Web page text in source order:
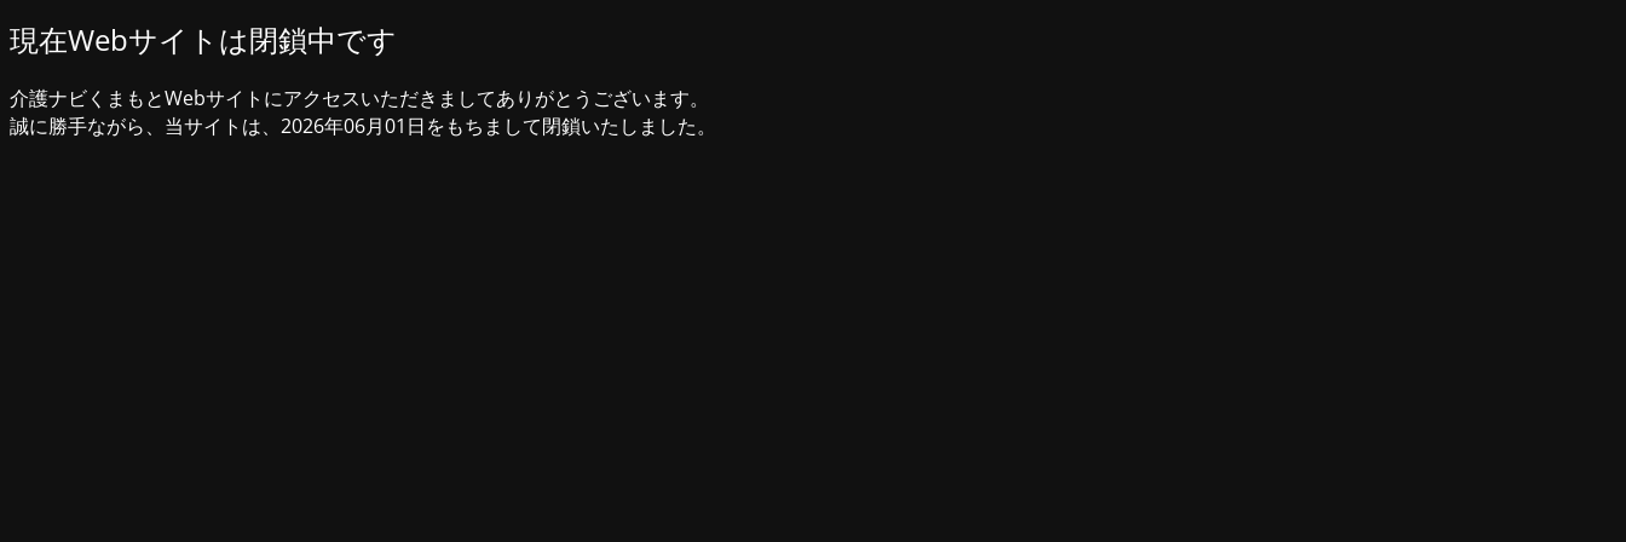
現在Webサイトは閉鎖中です
介護ナビくまもとWebサイトにアクセスいただきましてありがとうございます。
誠に勝手ながら、当サイトは、2026年06月01日をもちまして閉鎖いたしました。